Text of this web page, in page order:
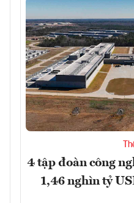
4 tập đoàn công
1,46 nghìn tỷ